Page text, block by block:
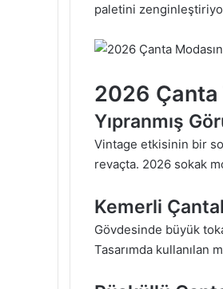
paletini
2026 Çanta
Yıpranmış
Vintage etkisinin bir
revaçta. 2026 sokak
Kemerli
Gövdesinde büyük
Tasarımda kullanılan